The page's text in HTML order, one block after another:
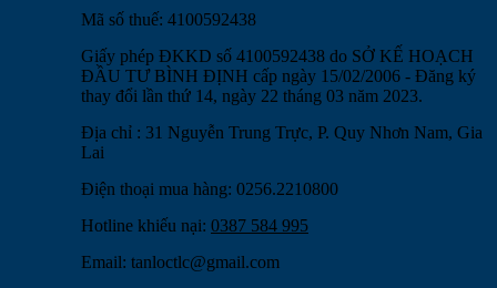
Mã số thuế: 4100592438
Giấy phép ĐKKD số 4100592438 do SỞ KẾ HOẠCH
ĐẦU TƯ BÌNH ĐỊNH cấp ngày 15/02/2006 - Đăng ký
thay đổi lần thứ 14, ngày 22 tháng 03 năm 2023.
Địa chỉ : 31 Nguyễn Trung Trực, P. Quy Nhơn Nam, Gia
Lai
Điện thoại mua hàng: 0256.2210800
Hotline khiếu nại: 0387 584 995
Email: tanloctlc@gmail.com